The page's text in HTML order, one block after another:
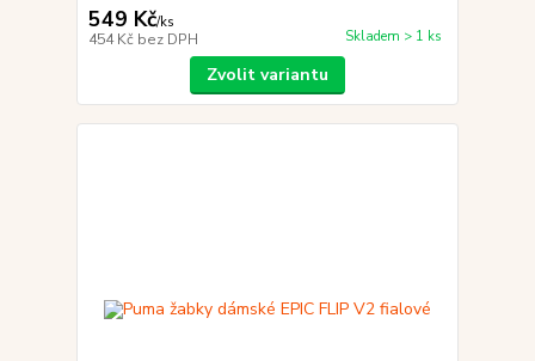
549 Kč/ks
454 Kč bez DPH Skladem > 1 ks
Zvolit variantu